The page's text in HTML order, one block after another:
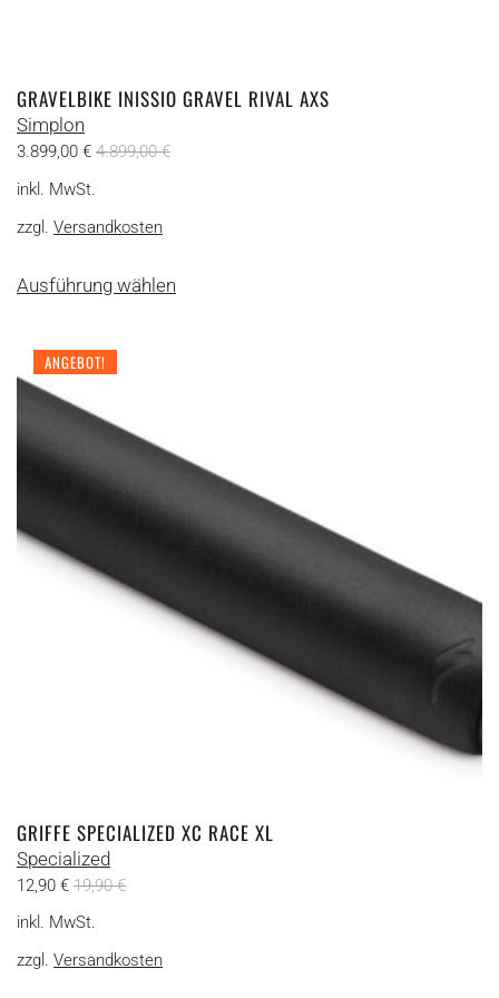
GRAVELBIKE INISSIO GRAVEL RIVAL AXS
Simplon
3.899,00 € 4.899,00€
inkl. MwSt.
zzgl. Versandkosten
Ausführung wählenProdukt
Optionen
können
auf
Produktseite
werden
ANGEBOT!
GRIFFE SPECIALIZED XC RACE XL
Specialized
12,90 € 19,90€
inkl. MwSt.
zzgl. Versandkosten